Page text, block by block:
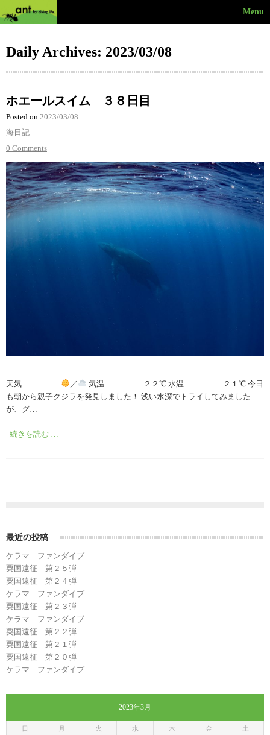
Menu
Daily Archives: 2023/03/08
ホエールスイム ３８日目
Posted on 2023/03/08
海日記
0 Comments
天気 ／
気温 ２２℃ 水温 ２１℃ 今日
も朝から親子クジラを発見しました！ 浅い水深でトライしてみました
が、グ…
続きを読む …
最近の投稿
ケラマ ファンダイブ
粟国遠征 第２５弾
粟国遠征 第２４弾
ケラマ ファンダイブ
粟国遠征 第２３弾
ケラマ ファンダイブ
粟国遠征 第２２弾
粟国遠征 第２１弾
粟国遠征 第２０弾
ケラマ ファンダイブ
2023年3月
日 月 火 水 木 金 土